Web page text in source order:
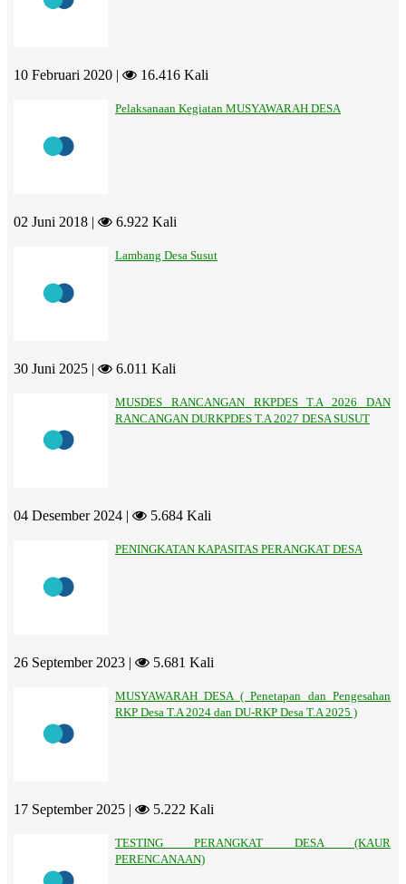
10 Februari 2020 | 16.416 Kali
Pelaksanaan Kegiatan MUSYAWARAH DESA
02 Juni 2018 | 6.922 Kali
Lambang Desa Susut
30 Juni 2025 | 6.011 Kali
MUSDES RANCANGAN RKPDES T.A 2026 DAN
RANCANGAN DURKPDES T.A 2027 DESA SUSUT
04 Desember 2024 | 5.684 Kali
PENINGKATAN KAPASITAS PERANGKAT DESA
26 September 2023 | 5.681 Kali
MUSYAWARAH DESA ( Penetapan dan Pengesahan
RKP Desa T.A 2024 dan DU-RKP Desa T.A 2025 )
17 September 2025 | 5.222 Kali
TESTING PERANGKAT DESA (KAUR
PERENCANAAN)